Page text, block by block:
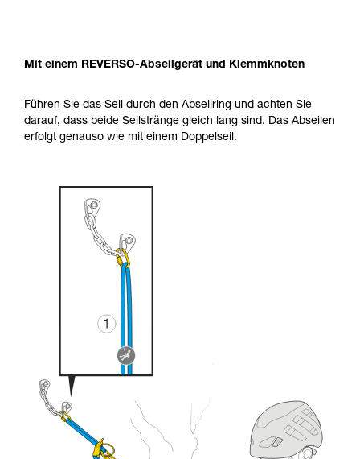
Mit einem REVERSO-Abseilgerät und Klemmknoten
Führen Sie das Seil durch den Abseilring und achten Sie
darauf, dass beide Seilstränge gleich lang sind. Das Abseilen
erfolgt genauso wie mit einem Doppelseil.